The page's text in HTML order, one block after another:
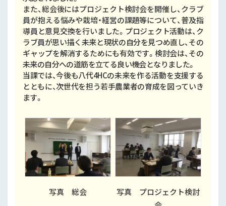
写真 総会
写真 プロジェクト検討
また、総会後にはプロジェクト検討会を開催し、クラブ
員が抱える悩みや栽培・経営の課題等について、普及指
導員と意見交換を行いました。プロジェクト活動は、ク
ラブ員が思い描く未来と現状の自分を見つめ直し、その
ギャップを解消するためにも有効です。検討会は、その
未来の自分への道筋を立てる良い機会となりました。
当課では、今後も八代4HCの未来を作る活動を支援する
とともに、次世代を担う若手農業者の育成を図っていき
ます。